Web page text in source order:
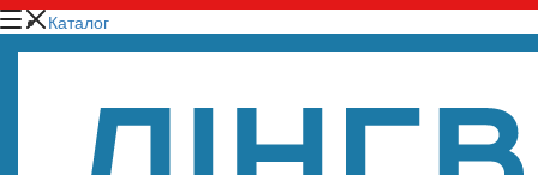
Каталог